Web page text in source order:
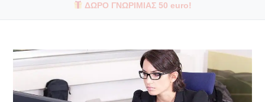
ΔΩΡΟ ΓΝΩΡΙΜΙΑΣ 50 euro!